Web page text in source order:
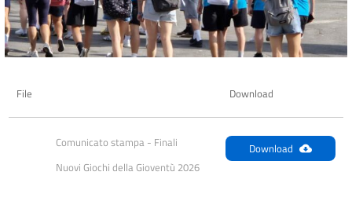
File Download
Comunicato stampa - Finali
Nuovi Giochi della Gioventù 2026
Download